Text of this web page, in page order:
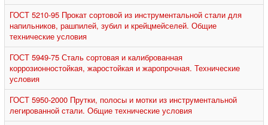
ГОСТ 5210-95 Прокат сортовой из инструментальной стали для
напильников, рашпилей, зубил и крейцмейселей. Общие
технические условия
ГОСТ 5949-75 Сталь сортовая и калиброванная
коррозионностойкая, жаростойкая и жаропрочная. Технические
условия
ГОСТ 5950-2000 Прутки, полосы и мотки из инструментальной
легированной стали. Общие технические условия